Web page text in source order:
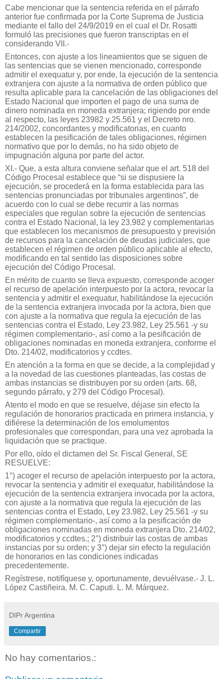
Cabe mencionar que la sentencia referida en el párrafo
anterior fue confirmada por la Corte Suprema de Justicia
mediante el fallo del 24/9/2019 en el cual el Dr. Rosatti
formuló las precisiones que fueron transcriptas en el
considerando VII.-
Entonces, con ajuste a los lineamientos que se siguen de
las sentencias que se vienen mencionado, corresponde
admitir el exequatur y, por ende, la ejecución de la sentencia
extranjera con ajuste a la normativa de orden público que
resulta aplicable para la cancelación de las obligaciones del
Estado Nacional que importen el pago de una suma de
dinero nominada en moneda extranjera; rigiendo por ende
al respecto, las leyes 23982 y 25.561 y el Decreto nro.
214/2002, concordantes y modificatorias, en cuanto
establecen la pesificación de tales obligaciones, régimen
normativo que por lo demás, no ha sido objeto de
impugnación alguna por parte del actor.
XI.- Que, a esta altura conviene señalar que el art. 518 del
Código Procesal establece que “si se dispusiere la
ejecución, se procederá en la forma establecida para las
sentencias pronunciadas por tribunales argentinos”, de
acuerdo con lo cual se debe recurrir a las normas
especiales que regulan sobre la ejecución de sentencias
contra el Estado Nacional, la ley 23.982 y complementarias
que establecen los mecanismos de presupuesto y previsión
de recursos para la cancelación de deudas judiciales, que
establecen el régimen de orden público aplicable al efecto,
modificando en tal sentido las disposiciones sobre
ejecución del Código Procesal.
En mérito de cuanto se lleva expuesto, corresponde acoger
el recurso de apelación interpuesto por la actora, revocar la
sentencia y admitir el exequatur, habilitándose la ejecución
de la sentencia extranjera invocada por la actora, bien que
con ajuste a la normativa que regula la ejecución de las
sentencias contra el Estado, Ley 23.982, Ley 25.561 -y su
régimen complementario-, así como a la pesificación de
obligaciones nominadas en moneda extranjera, conforme el
Dto. 214/02, modificatorios y ccdtes.
En atención a la forma en que se decide, a la complejidad y
a la novedad de las cuestiones planteadas, las costas de
ambas instancias se distribuyen por su orden (arts. 68,
segundo párrafo, y 279 del Código Procesal).
Atento el modo en que se resuelve, déjase sin efecto la
regulación de honorarios practicada en primera instancia, y
difiérese la determinación de los emolumentos
profesionales que correspondan, para una vez aprobada la
liquidación que se practique.
Por ello, oído el dictamen del Sr. Fiscal General, SE
RESUELVE:
1°) acoger el recurso de apelación interpuesto por la actora,
revocar la sentencia y admitir el exequatur, habilitándose la
ejecución de la sentencia extranjera invocada por la actora,
con ajuste a la normativa que regula la ejecución de las
sentencias contra el Estado, Ley 23.982, Ley 25.561 -y su
régimen complementario-, así como a la pesificación de
obligaciones nominadas en moneda extranjera Dto. 214/02,
modificatorios y ccdtes.; 2°) distribuir las costas de ambas
instancias por su orden; y 3°) dejar sin efecto la regulación
de honorarios en las condiciones indicadas
precedentemente.
Regístrese, notifíquese y, oportunamente, devuélvase.- J. L.
López Castiñeira. M. C. Caputi. L. M. Márquez.
DIPr Argentina
Compartir
No hay comentarios.: